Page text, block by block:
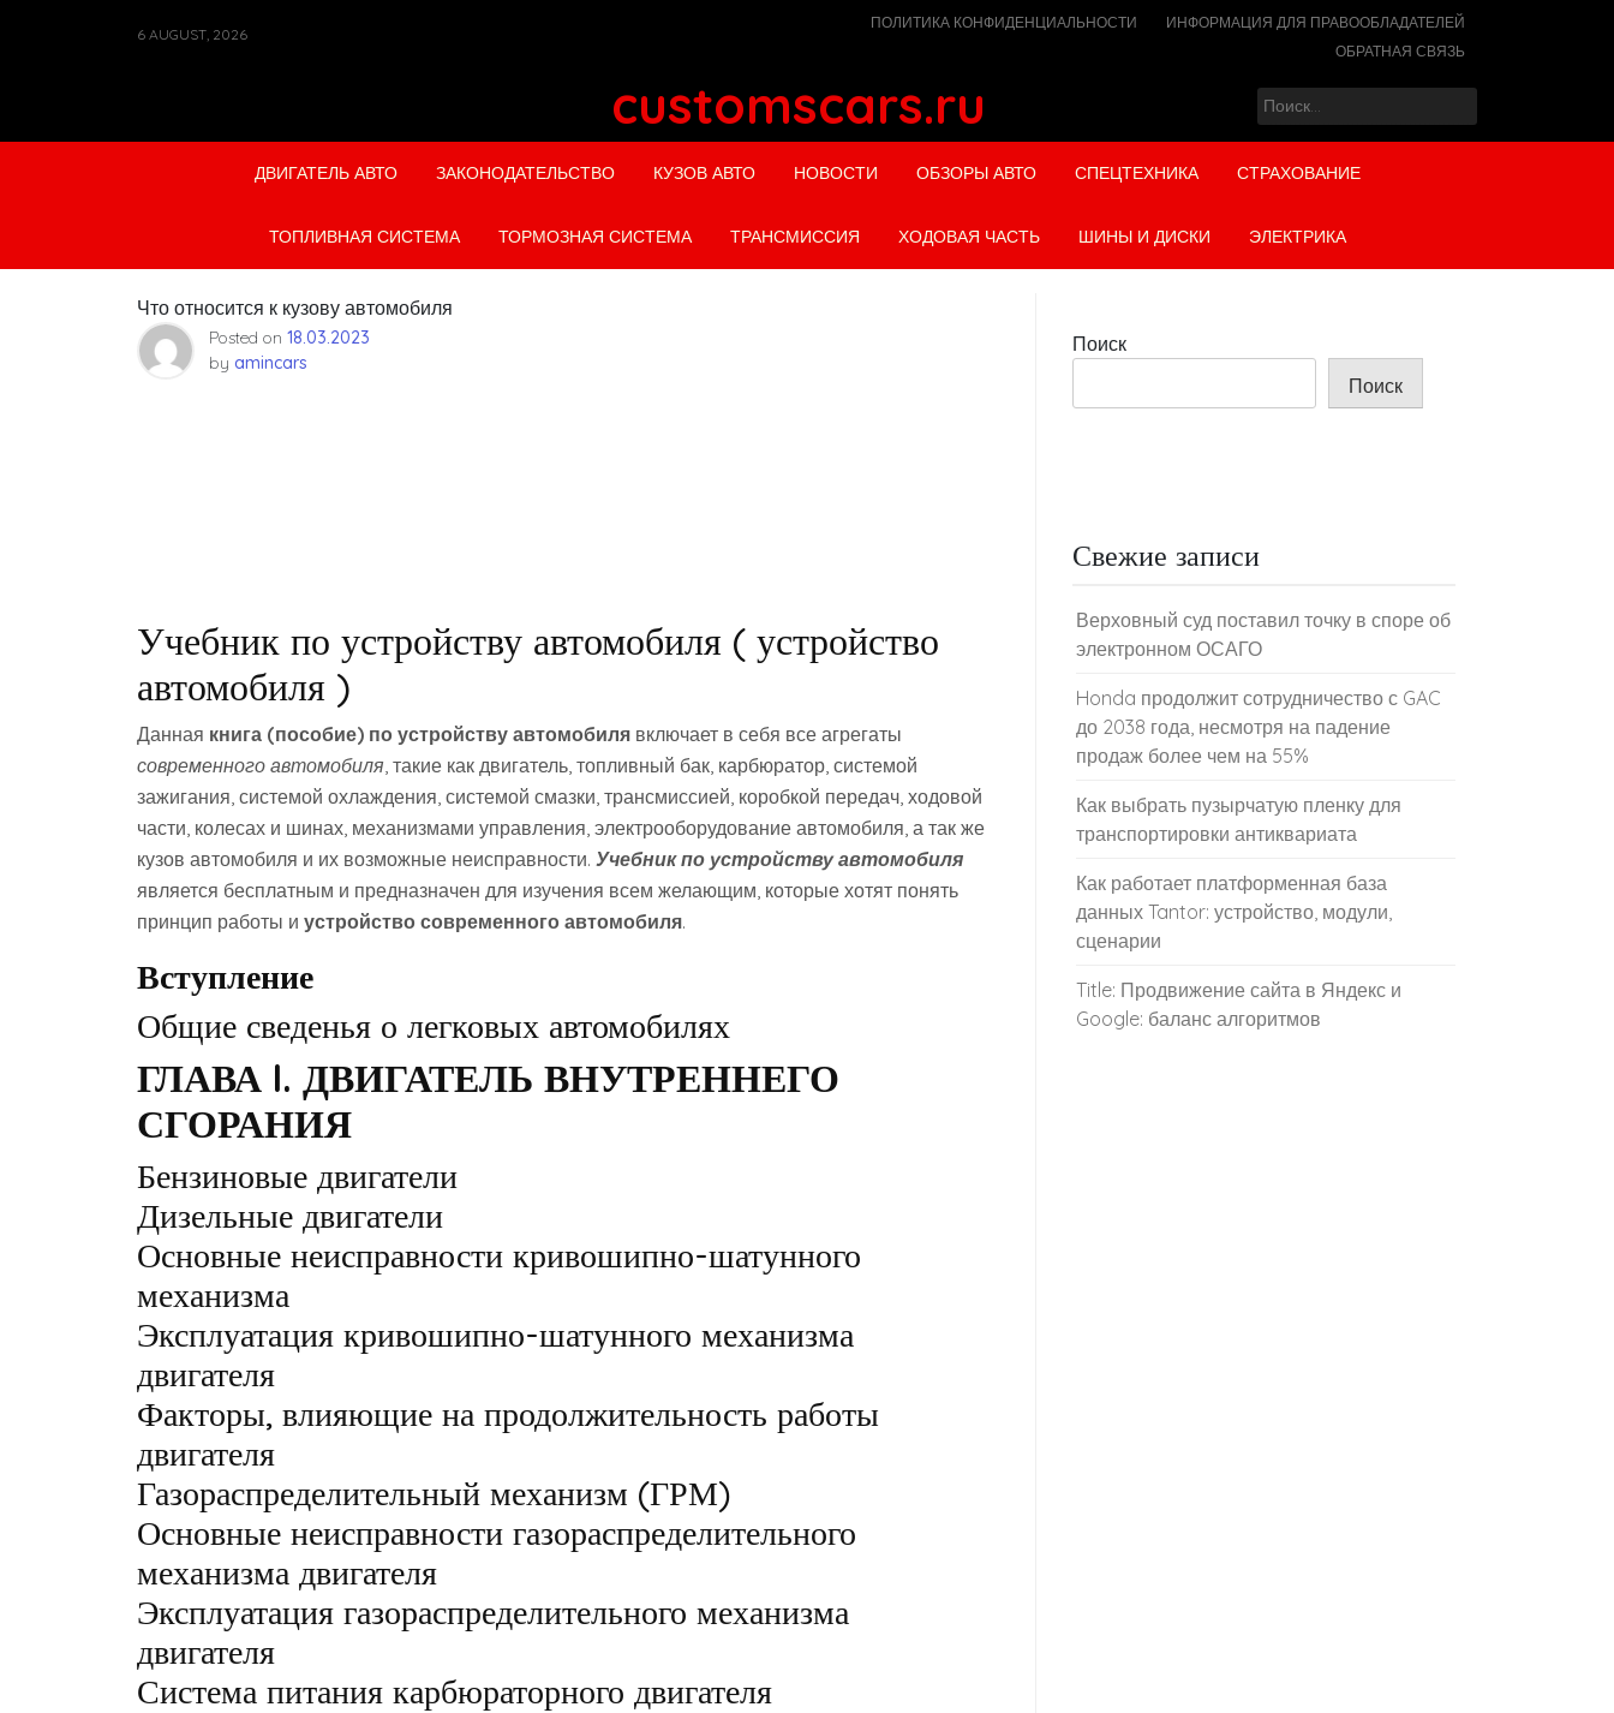
6 AUGUST, 2026
ПОЛИТИКА КОНФИДЕНЦИАЛЬНОСТИ
ИНФОРМАЦИЯ ДЛЯ ПРАВООБЛАДАТЕЛЕЙ
ОБРАТНАЯ СВЯЗЬ
customscars.ru Найти:
ДВИГАТЕЛЬ АВТО ЗАКОНОДАТЕЛЬСТВО КУЗОВ АВТО НОВОСТИ ОБЗОРЫ АВТО СПЕЦТЕХНИКА СТРАХОВАНИЕ
ТОПЛИВНАЯ СИСТЕМА ТОРМОЗНАЯ СИСТЕМА ТРАНСМИССИЯ ХОДОВАЯ ЧАСТЬ ШИНЫ И ДИСКИ ЭЛЕКТРИКА
Что относится к кузову автомобиля
Posted on 18.03.2023
by amincars
Учебник по устройству автомобиля ( устройство
автомобиля )
Данная книга (пособие) по устройству автомобиля включает в себя все агрегаты
современного автомобиля, такие как двигатель, топливный бак, карбюратор, системой
зажигания, системой охлаждения, системой смазки, трансмиссией, коробкой передач, ходовой
части, колесах и шинах, механизмами управления, электрооборудование автомобиля, а так же
кузов автомобиля и их возможные неисправности. Учебник по устройству автомобиля
является бесплатным и предназначен для изучения всем желающим, которые хотят понять
принцип работы и устройство современного автомобиля.
Вступление
Общие сведенья о легковых автомобилях
ГЛАВА I. ДВИГАТЕЛЬ ВНУТРЕННЕГО
СГОРАНИЯ
Бензиновые двигатели
Дизельные двигатели
Основные неисправности кривошипно-шатунного
механизма
Эксплуатация кривошипно-шатунного механизма
двигателя
Факторы, влияющие на продолжительность работы
двигателя
Газораспределительный механизм (ГРМ)
Основные неисправности газораспределительного
механизма двигателя
Эксплуатация газораспределительного механизма
двигателя
Система питания карбюраторного двигателя
Поиск
Поиск
Свежие записи
Верховный суд поставил точку в споре об
электронном ОСАГО
Honda продолжит сотрудничество с GAC
до 2038 года, несмотря на падение
продаж более чем на 55%
Как выбрать пузырчатую пленку для
транспортировки антиквариата
Как работает платформенная база
данных Tantor: устройство, модули,
сценарии
Title: Продвижение сайта в Яндекс и
Google: баланс алгоритмов